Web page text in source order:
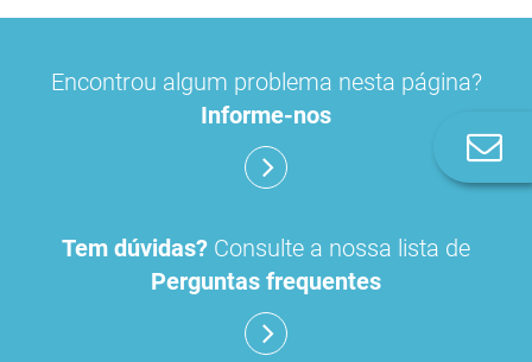
Encontrou algum problema nesta página?
Informe-nos
Tem dúvidas? Consulte a nossa lista de
Perguntas frequentes